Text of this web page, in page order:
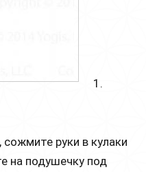
1.
руки в кулаки
на подушечку под